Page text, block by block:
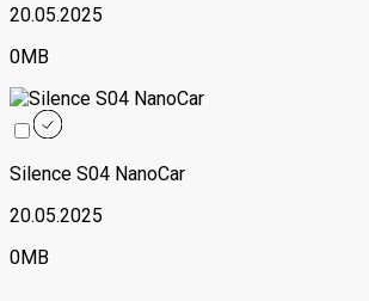
20.05.2025
0MB
Silence S04 NanoCar
20.05.2025
0MB